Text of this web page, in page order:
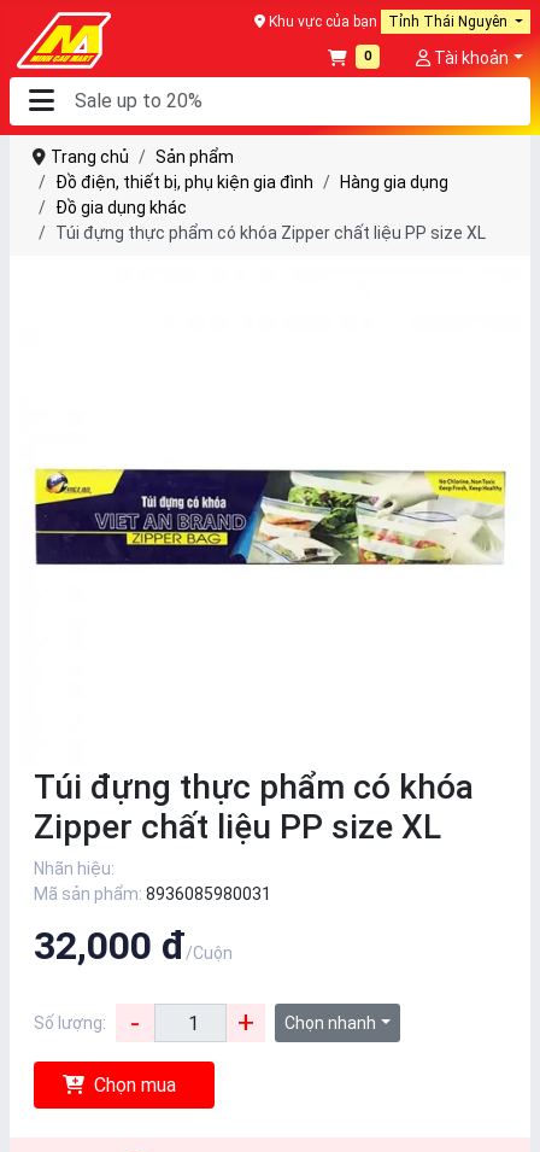
Khu vực của bạn Tỉnh Thái Nguyên
0 Tài khoản
Trang chủ
Sản phẩm
Đồ điện, thiết bị, phụ kiện gia đình
Hàng gia dụng
Đồ gia dụng khác
Túi đựng thực phẩm có khóa Zipper chất liệu PP size XL
Túi đựng thực phẩm có khóa
Zipper chất liệu PP size XL
Nhãn hiệu:
Mã sản phẩm: 8936085980031
32,000 đ/Cuộn
Số lượng: - + Chọn nhanh
Chọn mua